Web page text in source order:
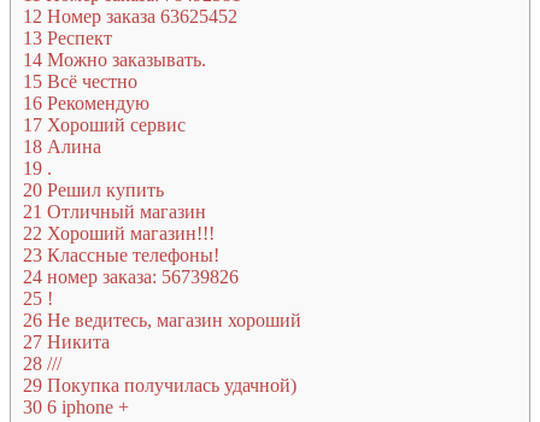
12 Номер заказа 63625452
13 Респект
14 Можно заказывать.
15 Всё честно
16 Рекомендую
17 Хороший сервис
18 Алина
19 .
20 Решил купить
21 Отличный магазин
22 Хороший магазин!!!
23 Классные телефоны!
24 номер заказа: 56739826
25 !
26 Не ведитесь, магазин хороший
27 Никита
28 ///
29 Покупка получилась удачной)
30 6 iphone +